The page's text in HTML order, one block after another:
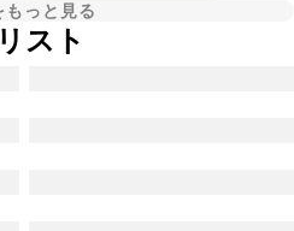
もっと見る
スト